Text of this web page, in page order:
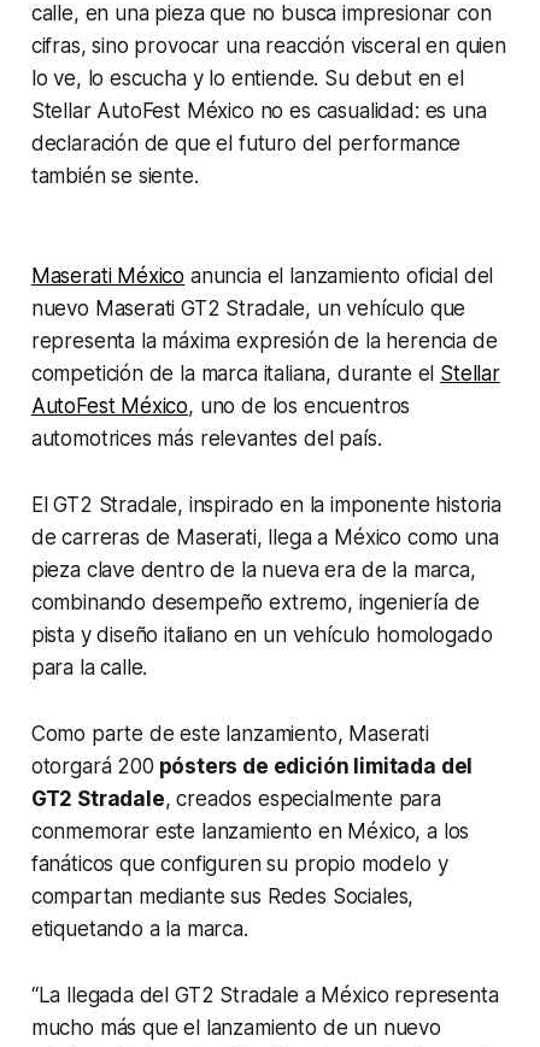
calle, en una pieza que no busca impresionar con
cifras, sino provocar una reacción visceral en quien
lo ve, lo escucha y lo entiende. Su debut en el
Stellar AutoFest México no es casualidad: es una
declaración de que el futuro del performance
también se siente.
Maserati México anuncia el lanzamiento oficial del
nuevo Maserati GT2 Stradale, un vehículo que
representa la máxima expresión de la herencia de
competición de la marca italiana, durante el Stellar
AutoFest México, uno de los encuentros
automotrices más relevantes del país.
El GT2 Stradale, inspirado en la imponente historia
de carreras de Maserati, llega a México como una
pieza clave dentro de la nueva era de la marca,
combinando desempeño extremo, ingeniería de
pista y diseño italiano en un vehículo homologado
para la calle.
Como parte de este lanzamiento, Maserati
otorgará 200 pósters de edición limitada del
GT2 Stradale, creados especialmente para
conmemorar este lanzamiento en México, a los
fanáticos que configuren su propio modelo y
compartan mediante sus Redes Sociales,
etiquetando a la marca.
“La llegada del GT2 Stradale a México representa
mucho más que el lanzamiento de un nuevo